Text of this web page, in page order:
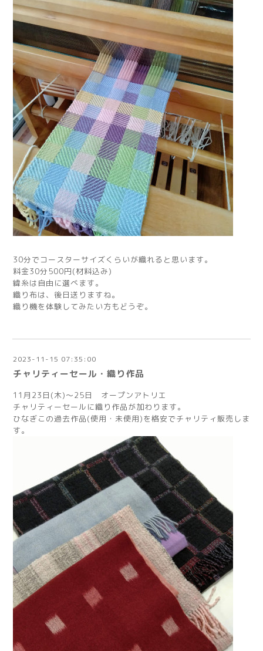
30分でコースターサイズくらいが織れると思います。
料金30分500円(材料込み)
緯糸は自由に選べます。
織り布は、後日送りますね。
織り機を体験してみたい方もどうぞ。
2023-11-15 07:35:00
チャリティーセール・織り作品
11月23日(木)～25日 オープンアトリエ
チャリティーセールに織り作品が加わります。
ひなぎこの過去作品(使用・未使用)を格安でチャリティ販売しま
す。